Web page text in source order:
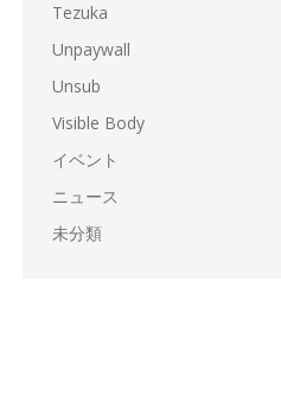
Tezuka
Unpaywall
Unsub
Visible Body
イベント
ニュース
未分類